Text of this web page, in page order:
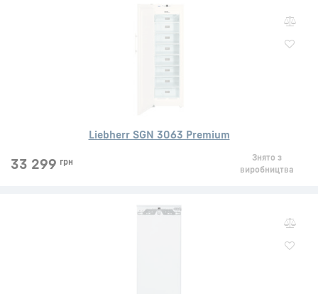
Liebherr SGN 3063 Premium
33 299 грн
Знято з
виробництва